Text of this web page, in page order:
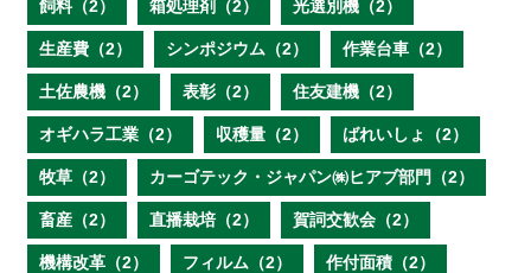
飼料（2） 箱処理剤（2） 光選別機（2）
生産費（2） シンポジウム（2） 作業台車（2）
土佐農機（2） 表彰（2） 住友建機（2）
オギハラ工業（2） 収穫量（2） ばれいしょ（2）
牧草（2） カーゴテック・ジャパン㈱ヒアブ部門（2）
畜産（2） 直播栽培（2） 賀詞交歓会（2）
機構改革（2） フィルム（2） 作付面積（2）